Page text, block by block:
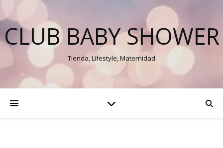
CLUB BABY SHOWER
Tienda, Lifestyle, Maternidad